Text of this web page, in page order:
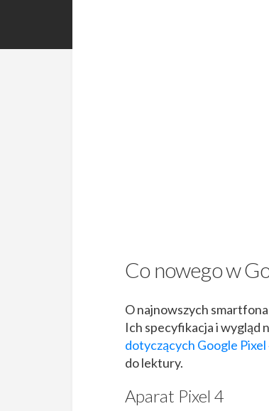
Co nowego w
O najnowszych
Ich specyfikacja i wygląd
dotyczących Google Pixel
do lektury.
Aparat Pixel 4